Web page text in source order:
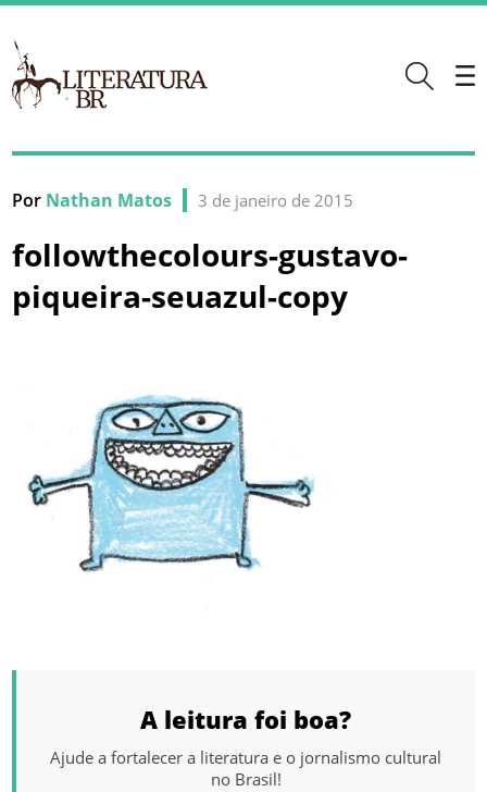
Por Nathan Matos 3 de janeiro de 2015
followthecolours-gustavo-
piqueira-seuazul-copy
A leitura foi boa?
Ajude a fortalecer a literatura e o jornalismo cultural
no Brasil!